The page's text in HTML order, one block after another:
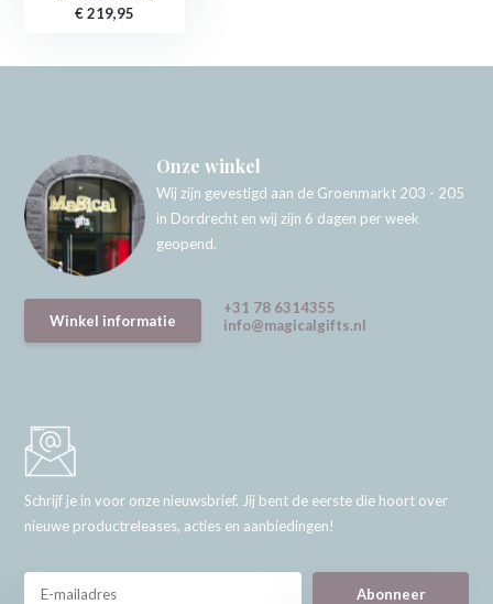
€ 219,95
Onze winkel
Wij zijn gevestigd aan de Groenmarkt 203 - 205
in Dordrecht en wij zijn 6 dagen per week
geopend.
Winkel informatie
+31 78 6314355
info@magicalgifts.nl
Schrijf je in voor onze nieuwsbrief. Jij bent de eerste die hoort over
nieuwe productreleases, acties en aanbiedingen!
Abonneer